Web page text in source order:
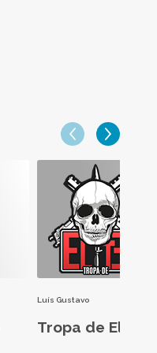
Luís Gustavo
Tropa de Elite: